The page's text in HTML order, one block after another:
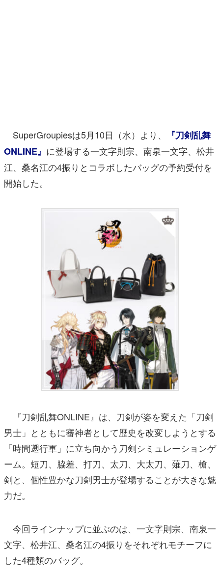
SuperGroupiesは5月10日（水）より、
『刀剣乱舞
ONLINE』 に登場する一文字則宗、南泉一文字、松井
江、桑名江の4振りとコラボしたバッグの予約受付を
開始した。
『刀剣乱舞ONLINE』は、刀剣が姿を変えた「刀剣
男士」とともに審神者として歴史を改変しようとする
「時間遡行軍」に立ち向かう刀剣シミュレーションゲ
ーム。短刀、脇差、打刀、太刀、大太刀、薙刀、槍、
剣と、個性豊かな刀剣男士が登場することが大きな魅
力だ。
今回ラインナップに並ぶのは、一文字則宗、南泉一
文字、松井江、桑名江の4振りをそれぞれモチーフに
した4種類のバッグ。